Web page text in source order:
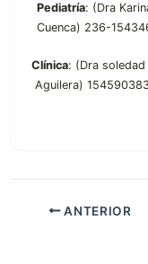
Pediatría: (Dra
Cuenca) 236-
Clínica: (Dra
Aguilera)
ANTERIOR